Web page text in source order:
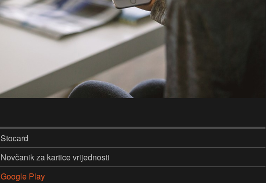
Stocard
Novčanik za kartice vrijednosti
Google Play